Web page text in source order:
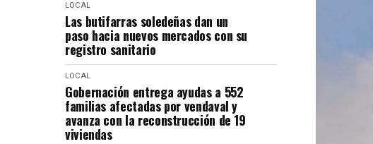
LOCAL
Las butifarras soledeñas dan un
paso hacia nuevos mercados con su
registro sanitario
LOCAL
Gobernación entrega ayudas a 552
familias afectadas por vendaval y
avanza con la reconstrucción de 19
viviendas